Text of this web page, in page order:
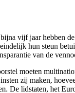
vijf jaar hebben
hun steun
van de
moeten
zij maken,
De lidstaten, het